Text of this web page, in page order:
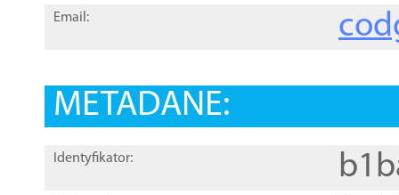
Email:
METADANE:
Identyfikator: